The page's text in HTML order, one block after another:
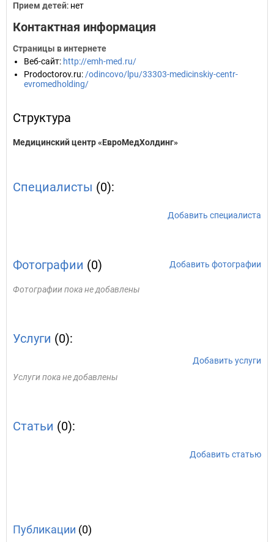
Прием детей: нет
Контактная информация
Страницы в интернете
Веб-сайт: http://emh-med.ru/
Prodoctorov.ru: /odincovo/lpu/33303-medicinskiy-centr-
evromedholding/
Структура
Медицинский центр «ЕвроМедХолдинг»
Специалисты (0):
Добавить специалиста
Фотографии (0) Добавить фотографии
Фотографии пока не добавлены
Услуги (0):
Добавить услуги
Услуги пока не добавлены
Статьи (0):
Добавить статью
Публикации (0)